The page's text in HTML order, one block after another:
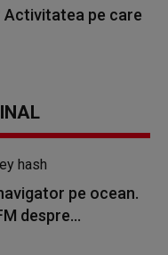
Activitatea pe care
pe ocean.
despre...